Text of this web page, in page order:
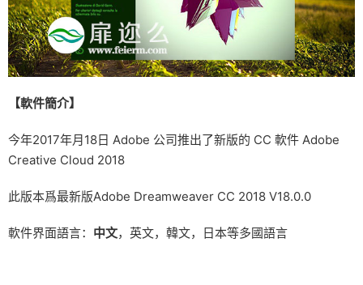
【軟件簡介】
今年2017年月18日 Adobe 公司推出了新版的 CC 軟件 Adobe
Creative Cloud 2018
此版本爲最新版Adobe Dreamweaver CC 2018 V18.0.0
軟件界面語言： 中文，英文，韓文，日本等多國語言